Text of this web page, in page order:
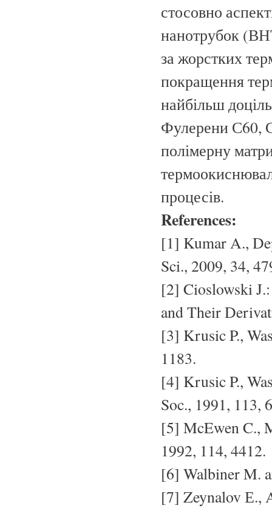
стосовно
нанотрубок
за жорстких
покращення
найбільш
Фулерени С60,
полімерну
процесів.
References:
[1] Kumar A.,
Sci., 2009, 34,
[2] Cioslowski
and Their
[3] Krusic P.,
1183.
[4] Krusic P.,
Soc., 1991, 113,
[5] McEwen C.,
1992, 114, 4412.
[6] Walbiner M.
[7] Zeynalov Е.,